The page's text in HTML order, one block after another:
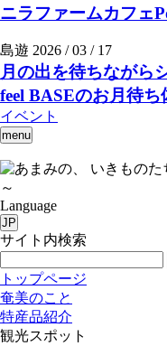
ニラファームカフェ
島遊 2026 / 03 / 17
月の出を待ちながら
feel BASEのお月待ち
イベント
menu
いきものた
～
Language
JP
サイト内検索
トップページ
奄美のこと
特産品紹介
観光スポット